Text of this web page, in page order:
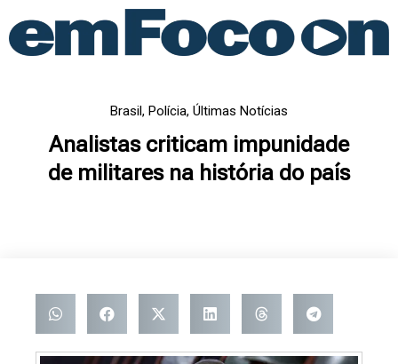
para
Brasil, Polícia, Últimas Notícias
Analistas criticam impunidade
de militares na história do país